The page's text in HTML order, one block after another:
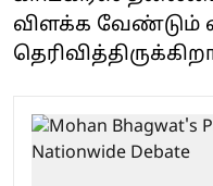
விளக்க வேண்டும்